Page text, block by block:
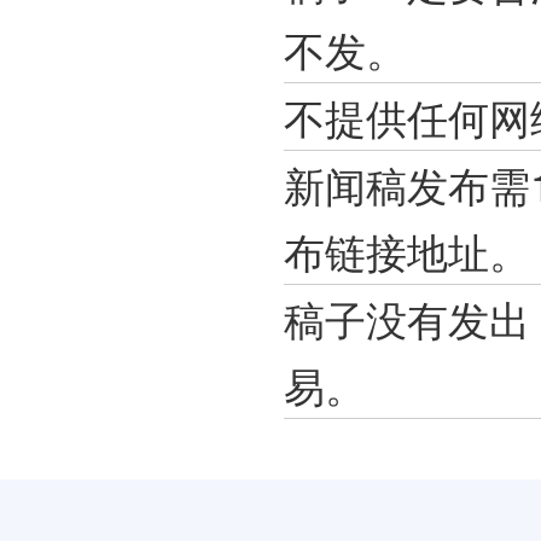
不发。
不提供任何
新闻稿发布
布链接地址。
稿子没有发
易。